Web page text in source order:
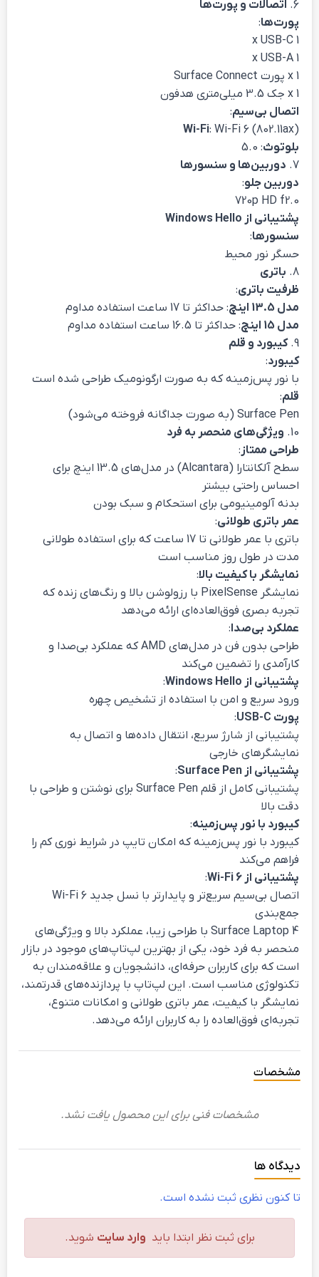
6. اتصالات و پورت‌ها
پورت‌ها:
1 x USB-C
1 x USB-A
1 x پورت Surface Connect
1 x جک 3.5 میلی‌متری هدفون
اتصال بی‌سیم:
Wi-Fi: Wi-Fi 6 (802.11ax)
بلوتوث: 5.0
7. دوربین‌ها و سنسورها
دوربین جلو:
720p HD f2.0
پشتیبانی از Windows Hello
سنسورها:
حسگر نور محیط
8. باتری
ظرفیت باتری:
مدل 13.5 اینچ
: حداکثر تا 17 ساعت استفاده مداوم
مدل 15 اینچ
: حداکثر تا 16.5 ساعت استفاده مداوم
9. کیبورد و قلم
کیبورد:
با نور پس‌زمینه که به صورت ارگونومیک طراحی شده است
قلم:
Surface Pen (به صورت جداگانه فروخته می‌شود)
10. ویژگی‌های منحصر به فرد
طراحی ممتاز:
سطح آلکانتارا (Alcantara) در مدل‌های 13.5 اینچ برای
احساس راحتی بیشتر
بدنه آلومینیومی برای استحکام و سبک بودن
عمر باتری طولانی:
باتری با عمر طولانی تا 17 ساعت که برای استفاده طولانی
مدت در طول روز مناسب است
نمایشگر با کیفیت بالا:
نمایشگر PixelSense با رزولوشن بالا و رنگ‌های زنده که
تجربه بصری فوق‌العاده‌ای ارائه می‌دهد
عملکرد بی‌صدا:
طراحی بدون فن در مدل‌های AMD که عملکرد بی‌صدا و
کارآمدی را تضمین می‌کند
پشتیبانی از Windows Hello
:
ورود سریع و امن با استفاده از تشخیص چهره
پورت USB-C
:
پشتیبانی از شارژ سریع، انتقال داده‌ها و اتصال به
نمایشگرهای خارجی
پشتیبانی از Surface Pen
:
پشتیبانی کامل از قلم Surface Pen برای نوشتن و طراحی با
دقت بالا
کیبورد با نور پس‌زمینه:
کیبورد با نور پس‌زمینه که امکان تایپ در شرایط نوری کم را
فراهم می‌کند
پشتیبانی از Wi-Fi 6
:
اتصال بی‌سیم سریع‌تر و پایدارتر با نسل جدید Wi-Fi 6
جمع‌بندی
Surface Laptop 4 با طراحی زیبا، عملکرد بالا و ویژگی‌های
منحصر به فرد خود، یکی از بهترین لپ‌تاپ‌های موجود در بازار
است که برای کاربران حرفه‌ای، دانشجویان و علاقه‌مندان به
تکنولوژی مناسب است. این لپ‌تاپ با پردازنده‌های قدرتمند،
نمایشگر با کیفیت، عمر باتری طولانی و امکانات متنوع،
تجربه‌ای فوق‌العاده را به کاربران ارائه می‌دهد.
مشخصات
مشخصات فنی برای این محصول یافت نشد.
دیدگاه ها
تا کنون نظری ثبت نشده است.
برای ثبت نظر ابتدا باید وارد سایت شوید.